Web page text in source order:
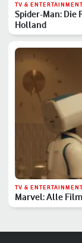
TV &
Spider-Man: Die
Holland
TV &
Marvel: Alle
Reihenfolge